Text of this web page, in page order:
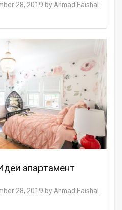
28, 2019 by Ahmad Faishal
апартамент
28, 2019 by Ahmad Faishal